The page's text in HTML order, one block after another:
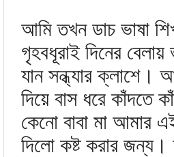
আমি তখন ডাচ ভাষা
গৃহবধূরাই দিনের বেলায়
যান সন্ধ্যার ক্লাশে।
দিয়ে বাস ধরে কাঁদতে
কেনো বাবা মা আমার
দিলো কষ্ট করার